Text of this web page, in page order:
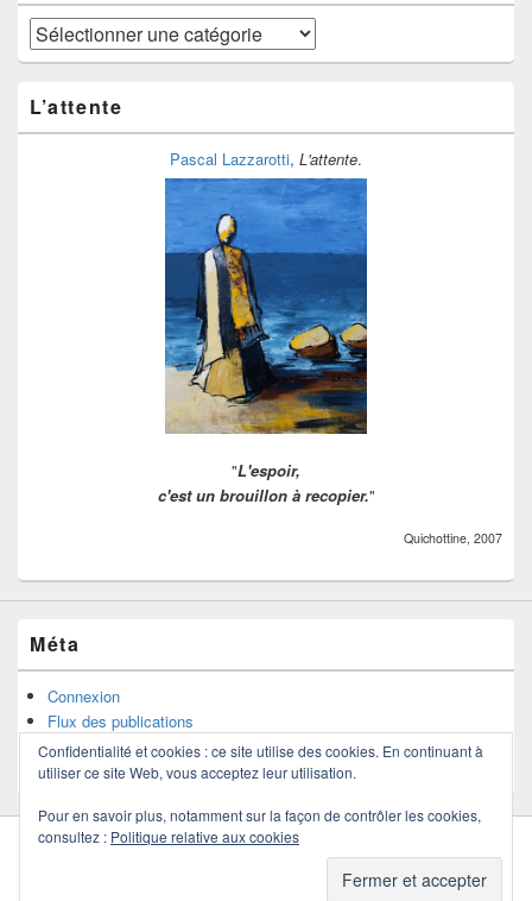
Mes
étagères
ranger
L’attente
Pascal Lazzarotti, L'attente.
"L'espoir,
c'est un brouillon à recopier."
Quichottine, 2007
Méta
Connexion
Flux des publications
Flux des commentaires
Site de WordPress-FR
Politique de confidentialité
Confidentialité et cookies : ce site utilise des cookies. En continuant à
utiliser ce site Web, vous acceptez leur utilisation.
Pour en savoir plus, notamment sur la façon de contrôler les cookies,
consultez : Politique relative aux cookies